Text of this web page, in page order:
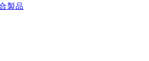
製品